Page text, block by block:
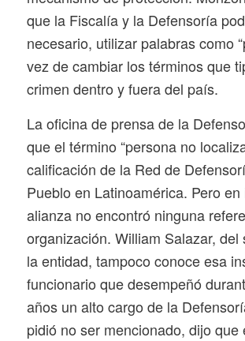
que la Fiscalía y la Defensoría
necesario, utilizar palabras como
vez de cambiar los términos que
crimen dentro y fuera del país.
La oficina de prensa de la
que el término “persona no
calificación de la Red de
Pueblo en Latinoamérica. Pero
alianza no encontró ninguna
organización. William Salazar, del
la entidad, tampoco conoce esa
funcionario que desempeñó
años un alto cargo de la
pidió no ser mencionado, dijo que